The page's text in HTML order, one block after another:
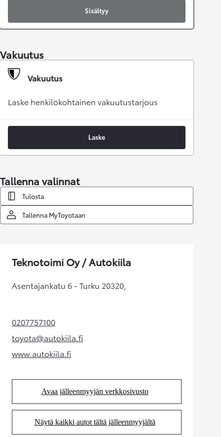
Sisältyy
Vakuutus
Vakuutus
Laske henkilökohtainen vakuutustarjous
Laske
Tallenna valinnat
Tulosta
Tallenna MyToyotaan
Teknotoimi Oy / Autokiila
Asentajankatu 6 - Turku 20320,
0207757100(Aukeaa uudessa välilehdessä)
toyota@autokiila.fi(Aukeaa uudessa välilehdessä)
www.autokiila.fi(Aukeaa uudessa välilehdessä)
Avaa jälleenmyyjän verkkosivusto
(Aukeaa uudessa välilehdessä)
Näytä kaikki autot tältä jälleenmyyjältä
(Aukeaa uudessa välilehdessä)